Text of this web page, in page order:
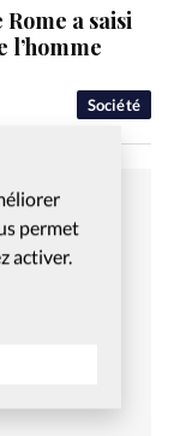
permet
activer.
Société
a saisi
l’homme